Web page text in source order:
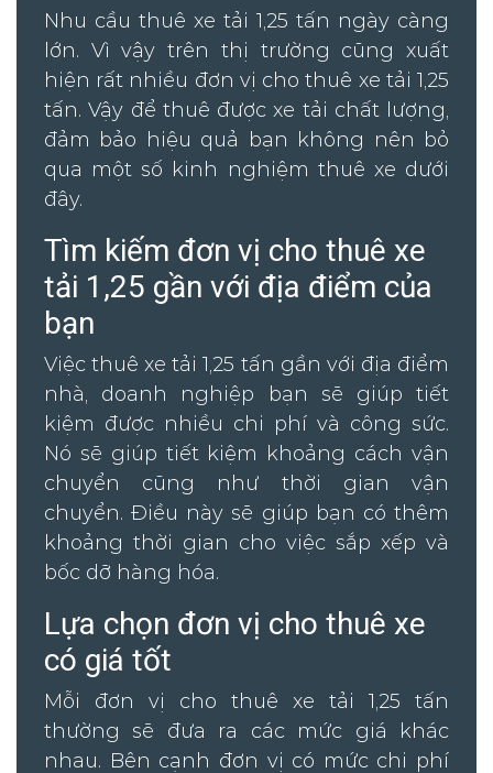
Nhu cầu thuê xe tải 1,25 tấn ngày càng
lớn. Vì vậy trên thị trường cũng xuất
hiện rất nhiều đơn vị cho thuê xe tải 1,25
tấn. Vậy để thuê được xe tải chất lượng,
đảm bảo hiệu quả bạn không nên bỏ
qua một số kinh nghiệm thuê xe dưới
đây.
Tìm kiếm đơn vị cho thuê xe
tải 1,25 gần với địa điểm của
bạn
Việc thuê xe tải 1,25 tấn gần với địa điểm
nhà, doanh nghiệp bạn sẽ giúp tiết
kiệm được nhiều chi phí và công sức.
Nó sẽ giúp tiết kiệm khoảng cách vận
chuyển cũng như thời gian vận
chuyển. Điều này sẽ giúp bạn có thêm
khoảng thời gian cho việc sắp xếp và
bốc dỡ hàng hóa.
Lựa chọn đơn vị cho thuê xe
có giá tốt
Mỗi đơn vị cho thuê xe tải 1,25 tấn
thường sẽ đưa ra các mức giá khác
nhau. Bên cạnh đơn vị có mức chi phí